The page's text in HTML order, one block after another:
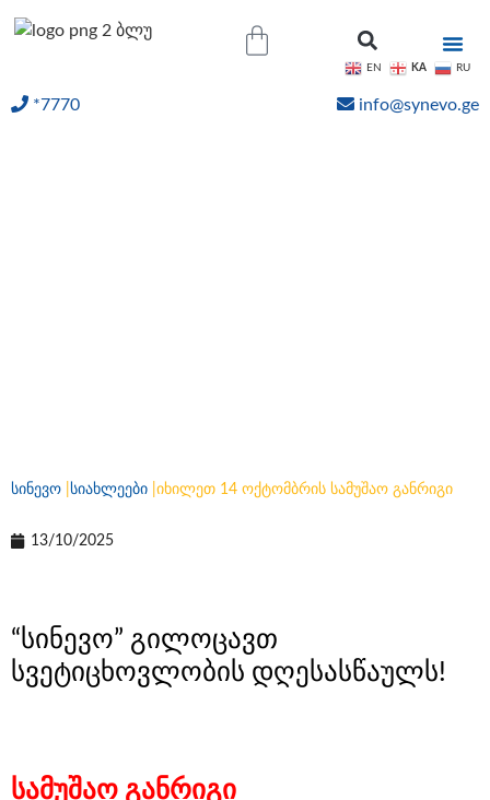
*7770 info@synevo.ge
სინევო სიახლეები იხილეთ 14 ოქტომბრის სამუშაო განრიგი
13/10/2025
“სინევო” გილოცავთ
სვეტიცხოვლობის დღესასწაულს!
სამუშაო განრიგი
EN KA RU